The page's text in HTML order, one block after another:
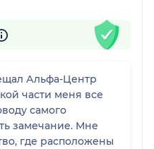
Альфа-Центр
части меня все
самого
замечание. Мне
где расположены